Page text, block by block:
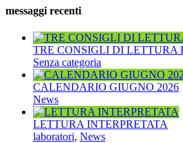
messaggi recenti
TRE CONSIGLI DI LETTURA
Senza categoria
CALENDARIO GIUGNO 2026
News
LETTURA INTERPRETATA
laboratori, News